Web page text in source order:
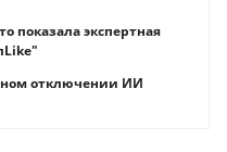
показала экспертная
отключении ИИ